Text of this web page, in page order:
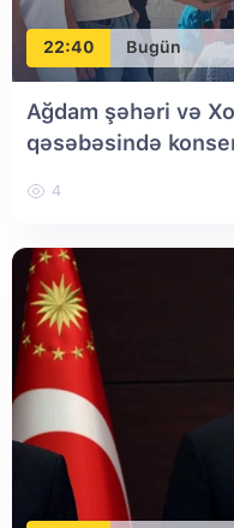
22:40 Bugün
Ağdam şəhəri və
qəsəbəsində
4